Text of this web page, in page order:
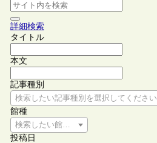
詳細検索
タイトル
本文
記事種別
検索したい記事種別を選択してください
館種
検索したい館種を選択してください
投稿日